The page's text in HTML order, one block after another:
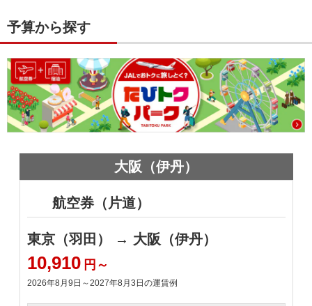
予算から探す
大阪（伊丹）
航空券（片道）
東京（羽田） → 大阪（伊丹）
10,910 円～
2026年8月9日～2027年8月3日 の運賃例